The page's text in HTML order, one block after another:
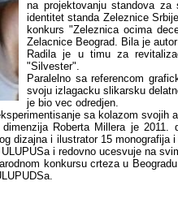
na projektovanju standova
identitet standa Zeleznice
konkurs "Zeleznica ocima
Zelacnice Beograd. Bila je
Radila je u timu za
"Silvester".
Paralelno sa referencom
svoju izlagacku slikarsku
je bio vec odredjen.
sa kolazom
Roberta Millera je
dizajna i ilustrator 15
i redovno ucesvuje na
konkursu crteza u